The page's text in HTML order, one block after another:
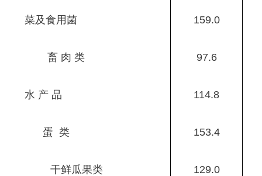
菜及食用菌 159.0
畜 肉 类 97.6
水 产 品 114.8
蛋 类 153.4
干鲜瓜果类 129.0